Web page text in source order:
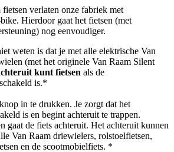
fietsen verlaten onze fabriek met
Hierdoor gaat het fietsen (met
nog eenvoudiger.
weten is dat je met alle elektrische Van
(met het originele Van Raam Silent
kunt fietsen als de
is.*
in te drukken. Je zorgt dat het
is en begint achteruit te trappen.
gaat de fiets achteruit. Het achteruit kunnen
Van Raam driewielers, rolstoelfietsen,
en de scootmobielfiets. *